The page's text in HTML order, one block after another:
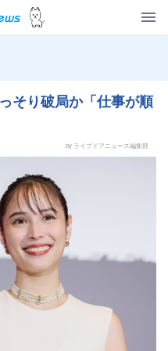
そり破局か「仕事が順
by ライブドアニュース編集部